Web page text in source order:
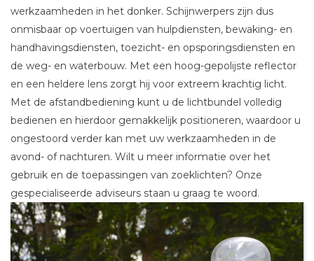
werkzaamheden in het donker. Schijnwerpers zijn dus
onmisbaar op voertuigen van hulpdiensten, bewaking- en
handhavingsdiensten, toezicht- en opsporingsdiensten en
de weg- en waterbouw. Met een hoog-gepolijste reflector
en een heldere lens zorgt hij voor extreem krachtig licht.
Met de afstandbediening kunt u de lichtbundel volledig
bedienen en hierdoor gemakkelijk positioneren, waardoor u
ongestoord verder kan met uw werkzaamheden in de
avond- of nachturen. Wilt u meer informatie over het
gebruik en de toepassingen van zoeklichten? Onze
gespecialiseerde adviseurs staan u graag te woord.